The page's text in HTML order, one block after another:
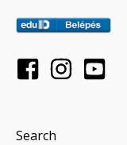
Search